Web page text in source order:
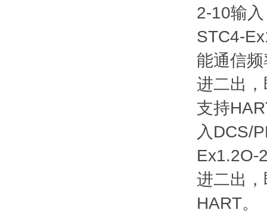
2-10输
STC4-
能通信
进二出
支持
入DCS/
Ex1.2O-
进二出
HART。